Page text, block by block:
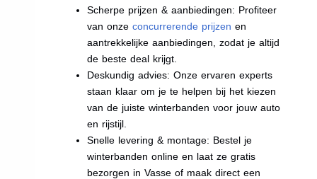
Scherpe prijzen & aanbiedingen: Profiteer
van onzeconcurrerende prijzen en
aantrekkelijke aanbiedingen, zodat je altijd
de beste deal krijgt.
Deskundig advies: Onze ervaren experts
staan klaar om je te helpen bij het kiezen
van de juiste winterbanden voor jouw auto
en rijstijl.
Snelle levering & montage: Bestel je
winterbanden online en laat ze gratis
bezorgen in Vasse of maak direct een